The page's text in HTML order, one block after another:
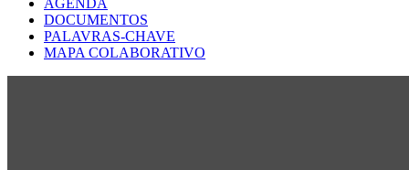
AGENDA
DOCUMENTOS
PALAVRAS-CHAVE
MAPA COLABORATIVO